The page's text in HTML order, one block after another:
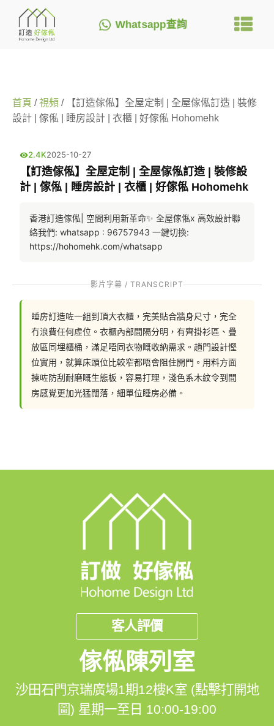
Whatsapp查詢
首頁 /視頻 / 【訂造傢俬】全屋定制 | 全屋傢俬訂造 | 裝修
設計 | 傢俬 | 睡房設計 | 衣櫃 | 好傢俬 Hohomehk
2.4K2025-10-27
【訂造傢俬】全屋定制 | 全屋傢俬訂造 | 裝修設
計 | 傢俬 | 睡房設計 | 衣櫃 | 好傢俬 Hohomehk
香港訂造傢俬| 空間利用新革命✨ 全屋傢俬x 高效設計聯
絡我們: whatsapp : 96757943 一鍵切換:
https://hohomehk.com/whatsapp
影片字幕 / TRANSCRIPT
睡房訂造咗一組到頂大衣櫃，完美貼合牆身尺寸，完全
冇浪費任何虛位。衣櫃內部間隔分明，有齊掛衫區、疊
放區同埋櫃桶，滿足唔同衣物嘅收納需求。趟門設計慳
位實用，就算床頭位比較窄都唔會阻住開門。用料方面
揀咗防刮耐磨嘅生態板，容易打理，淺色系木紋令到間
房感覺更加光猛闊落，細單位睡房必備。
客人評價
傢俬陳列室
沙田石門京瑞廣場1期12樓K室 (點擊打開地
圖) 星期一至日 10:00-19:00